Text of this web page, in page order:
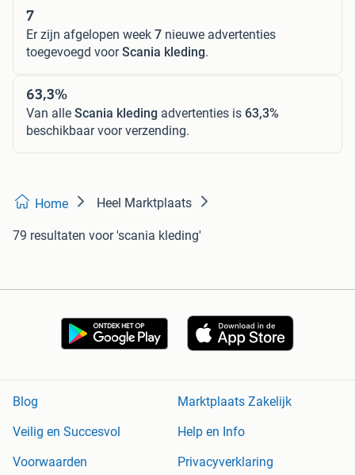
7
Er zijn afgelopen week 7 nieuwe advertenties
toegevoegd voorScania kleding.
63,3%
Van alle Scania kleding advertenties is 63,3%
beschikbaar voor verzending.
Home Heel Marktplaats
79 resultaten voor 'scania kleding'
Blog
Marktplaats Zakelijk
Veilig en Succesvol
Help en Info
Voorwaarden
Privacyverklaring